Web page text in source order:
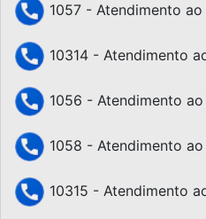
1057 - Atendimento
10314 - Atendimento
1056 - Atendimento
1058 - Atendimento
10315 - Atendimento